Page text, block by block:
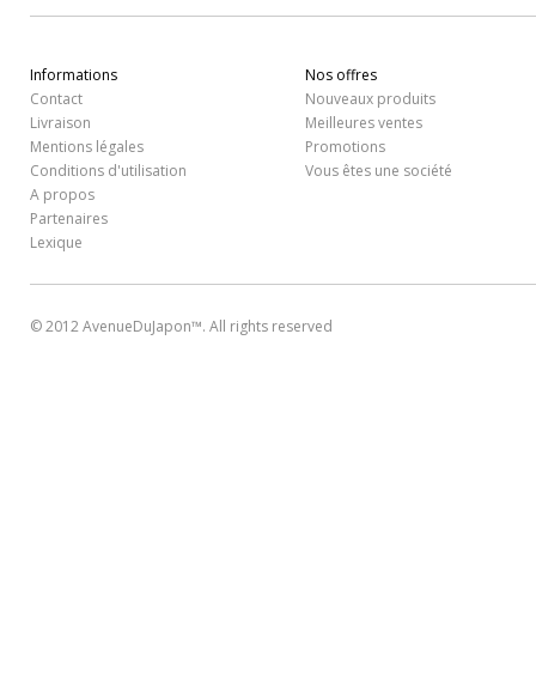
Informations
Contact
Livraison
Mentions légales
Conditions d'utilisation
A propos
Partenaires
Lexique
Nos offres
Nouveaux produits
Meilleures ventes
Promotions
Vous êtes une société
© 2012 AvenueDuJapon™. All rights reserved